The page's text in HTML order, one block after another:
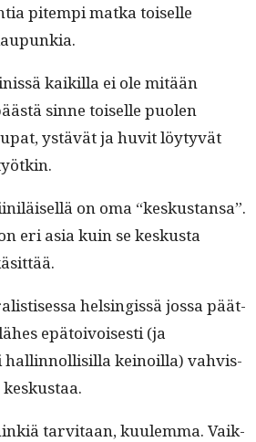
pitem­pi mat­ka toiselle
kaikil­la ei ole mitään
sinne toiselle puolen
ystävät ja huvit löy­tyvät
on oma “keskus­tansa”.
eri asia kuin se keskus­ta
helsingis­sä jos­sa päät­
epä­toivois­es­ti (ja
hallinnol­lisil­la keinoil­la) vahvis­
tarvi­taan, kuulem­ma. Vaik­